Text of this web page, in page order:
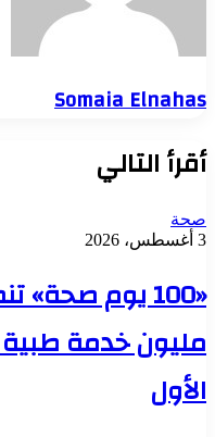
Somaia Elnahas
أقرأ التالي
صحة
3 أغسطس، 2026
مليون خدمة
الأول